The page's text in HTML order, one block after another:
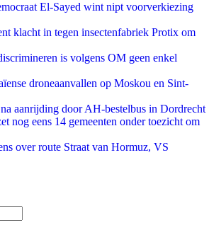
El-Sayed wint nipt voorverkiezing
klacht in tegen insectenfabriek Protix om
is volgens OM geen enkel
droneaanvallen op Moskou en Sint-
aanrijding door AH-bestelbus in Dordrecht
nog eens 14 gemeenten onder toezicht om
over route Straat van Hormuz, VS